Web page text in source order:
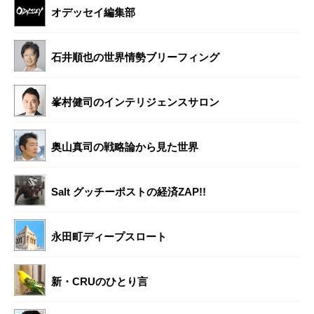
オデッセイ編集部
石井順也の世界情勢ブリーフィング
峯村健司のインテリジェンスサロン
奥山真司の戦略論から見た世界
Salt グッチーポストの経済ZAP!!
永田町ディープスロート
新・CRUのひとり言